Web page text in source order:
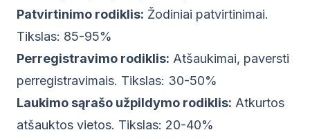
Patvirtinimo rodiklis: Žodiniai patvirtinimai.
Tikslas: 85-95%
Perregistravimo rodiklis: Atšaukimai, paversti
perregistravimais. Tikslas: 30-50%
Laukimo sąrašo užpildymo rodiklis: Atkurtos
atšauktos vietos. Tikslas: 20-40%